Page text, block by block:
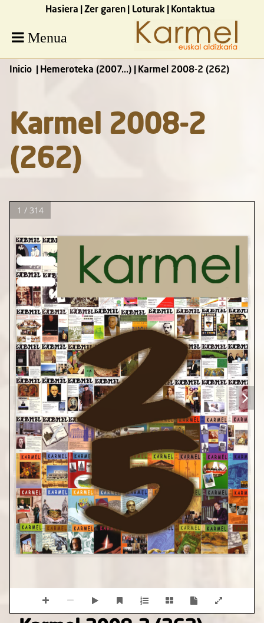
Hasiera Zer garen Loturak Kontaktua
Menua
Inicio Hemeroteka (2007...) Karmel 2008-2 (262)
Karmel 2008-2
(262)
1 / 314